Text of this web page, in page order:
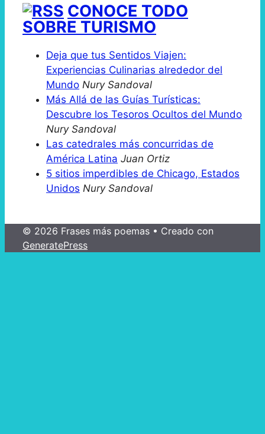
CONOCE TODO
SOBRE TURISMO
Deja que tus Sentidos Viajen:
Experiencias Culinarias alrededor del
Mundo Nury Sandoval
Más Allá de las Guías Turísticas:
Descubre los Tesoros Ocultos del Mundo
Nury Sandoval
Las catedrales más concurridas de
América Latina Juan Ortiz
5 sitios imperdibles de Chicago, Estados
Unidos Nury Sandoval
© 2026 Frases más poemas • Creado con
GeneratePress